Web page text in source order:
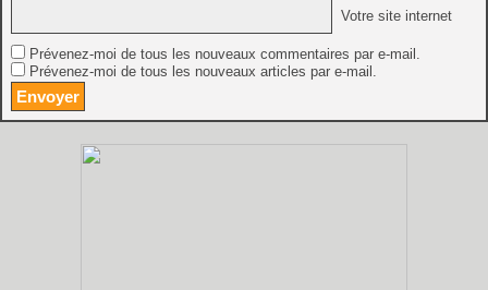
Votre site internet
Prévenez-moi de tous les nouveaux commentaires par e-mail.
Prévenez-moi de tous les nouveaux articles par e-mail.